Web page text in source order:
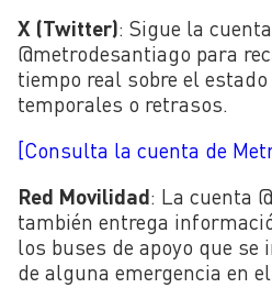
X (Twitter): Sigue la
@metrodesantiago para
tiempo real sobre el
temporales o retrasos.
[Consulta la cuenta de
Red Movilidad: La cuenta
también entrega
los buses de apoyo que se
de alguna emergencia en